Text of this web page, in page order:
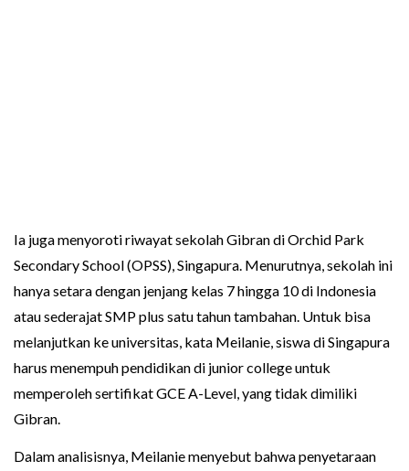
Ia juga menyoroti riwayat sekolah Gibran di Orchid Park
Secondary School (OPSS), Singapura. Menurutnya, sekolah ini
hanya setara dengan jenjang kelas 7 hingga 10 di Indonesia
atau sederajat SMP plus satu tahun tambahan. Untuk bisa
melanjutkan ke universitas, kata Meilanie, siswa di Singapura
harus menempuh pendidikan di junior college untuk
memperoleh sertifikat GCE A-Level, yang tidak dimiliki
Gibran.
Dalam analisisnya, Meilanie menyebut bahwa penyetaraan